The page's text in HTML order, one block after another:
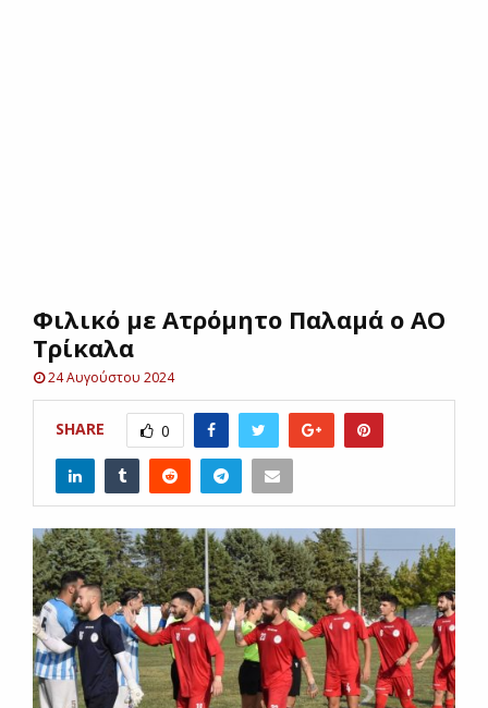
UΦιλικό με Ατρόμητο Παλαμά ο ΑΟ
Τρίκαλα
24 Αυγούστου 2024
SHARE 0